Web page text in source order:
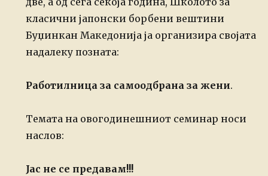
класични јапонски борбени вештини
Буџинкан Македонија ја организира својата
надалекупозната:
Работилница за самоодбрана за жени.
Темата на овогодинешниот семинар носи
наслов:
Јас не се предавам!!!